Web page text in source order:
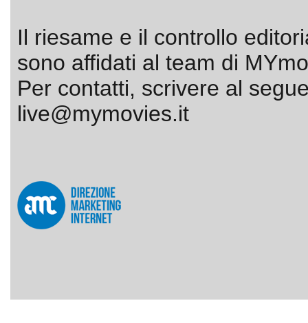
Il riesame e il controllo
sono affidati al team di
Per contatti, scrivere al
live@mymovies.it